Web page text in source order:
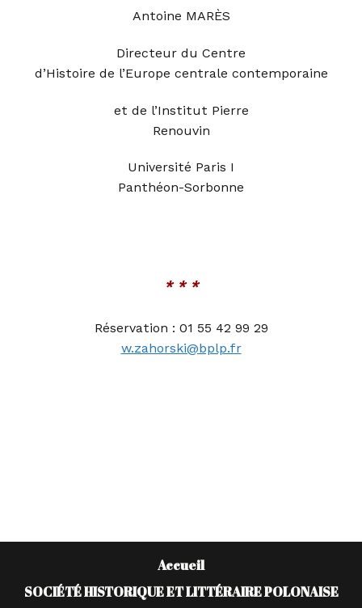
Antoine MARÈS
Directeur du Centre
d’Histoire de l’Europe centrale contemporaine
et de l’Institut Pierre
Renouvin
Université Paris I
Panthéon-Sorbonne
* * *
Réservation : 01 55 42 99 29
w.zahorski@bplp.fr
Accueil
SOCIÉTÉ HISTORIQUE ET LITTÉRAIRE POLONAISE